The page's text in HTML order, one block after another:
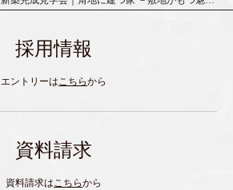
採用情報
エントリーはこちらから
資料請求
資料請求はこちらから